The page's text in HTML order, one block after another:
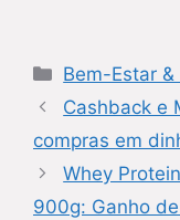
Categorias
Bem-Estar
Cashback e
compras em
Whey
900g: Ganho